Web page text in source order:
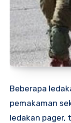
Beberapa
pemakaman
ledakan pager,